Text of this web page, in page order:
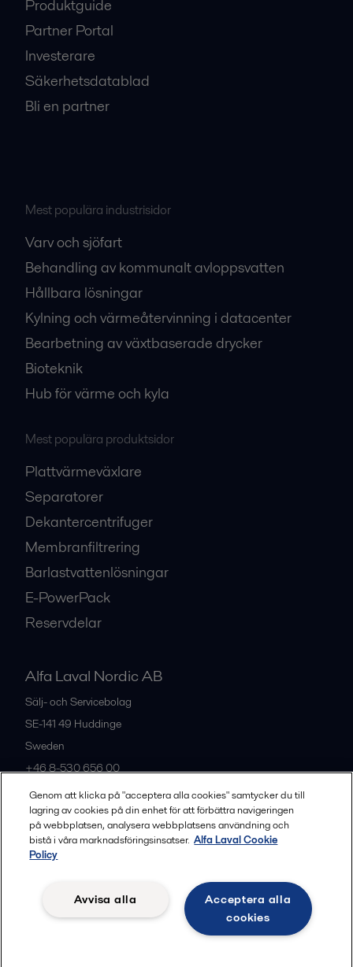
Produktguide
Partner Portal
Investerare
Säkerhetsdatablad
Bli en partner
Mest populära industrisidor
Varv och sjöfart
Behandling av kommunalt avloppsvatten
Hållbara lösningar
Kylning och värmeåtervinning i datacenter
Bearbetning av växtbaserade drycker
Bioteknik
Hub för värme och kyla
Mest populära produktsidor
Plattvärmeväxlare
Separatorer
Dekantercentrifuger
Membranfiltrering
Barlastvattenlösningar
E-PowerPack
Reservdelar
Alfa Laval Nordic AB
Sälj- och Servicebolag
SE-141 49 Huddinge
Sweden
+46 8-530 656 00
Alla kontor och partners
Legal terms and conditions
Community guidelines
Genom att klicka på "acceptera alla cookies" samtycker du till
lagring av cookies på din enhet för att förbättra navigeringen
på webbplatsen, analysera webbplatsens användning och
bistå i våra marknadsföringsinsatser. Alfa Laval Cookie
Policy
Acceptera alla
cookies
Avvisa alla